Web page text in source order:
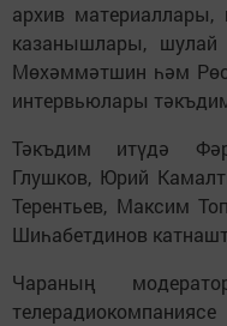
архив материаллары,
казанышлары,
Мөхәммәтшин һәм
интервьюлары
Тәкъдим итүдә
Глушков, Юрий
Терентьев, Максим
Шиһабетдинов
Чараның